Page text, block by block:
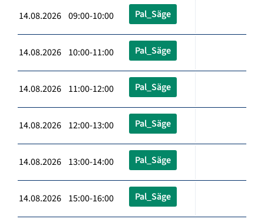
14.08.2026 09:00-10:00 Pal_Säge
14.08.2026 10:00-11:00 Pal_Säge
14.08.2026 11:00-12:00 Pal_Säge
14.08.2026 12:00-13:00 Pal_Säge
14.08.2026 13:00-14:00 Pal_Säge
14.08.2026 15:00-16:00 Pal_Säge